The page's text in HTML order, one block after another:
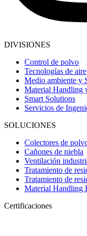
DIVISIONES
Control de polvo
Tecnologías de aire
Medio ambiente y
Material Handling
Smart Solutions
Servicios de
SOLUCIONES
Colectores de
Cañones de niebla
Ventilación
Tratamiento de
Tratamiento de
Material Handling
Certificaciones